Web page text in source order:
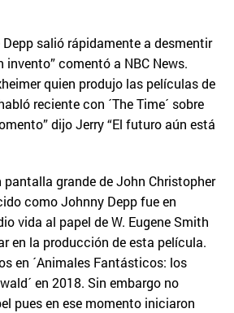
Depp salió rápidamente a desmentir
invento” comentó a NBC News.
quien produjo las películas de
reciente con ´The Time´ sobre
dijo Jerry “El futuro aún está
grande de John Christopher
como Johnny Depp fue en
vida al papel de W. Eugene Smith
en la producción de esta película.
en ´Animales Fantásticos: los
en 2018. Sin embargo no
pues en ese momento iniciaron